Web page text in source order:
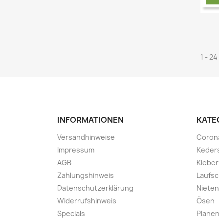
1 -
INFORMATIONEN
Versandhinweise
Impressum
AGB
Zahlungshinweis
Datenschutzerklärung
Widerrufshinweis
Specials
Kleber
Ösen